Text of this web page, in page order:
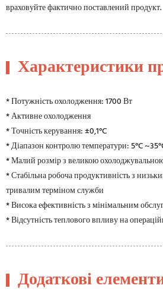
враховуйте фактично поставлений продукт.
Характеристики
* Потужність охолодження: 1700 Вт
* Активне охолодження
* Точність керування: ±0,1°C
* Діапазон контролю температури: 5°C
* Малий розмір з великою
* Стабільна робоча продуктивність з
тривалим терміном служби
* Висока ефективність з мінімальним
* Відсутність теплового впливу на
Додаткові